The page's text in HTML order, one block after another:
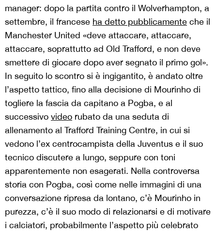
manager: dopo la partita contro il Wolverhampton, a
settembre, il francese ha detto pubblicamente che il
Manchester United «deve attaccare, attaccare,
attaccare, soprattutto ad Old Trafford, e non deve
smettere di giocare dopo aver segnato il primo gol».
In seguito lo scontro si è ingigantito, è andato oltre
l’aspetto tattico, fino alla decisione di Mourinho di
togliere la fascia da capitano a Pogba, e al
successivo video rubato da una seduta di
allenamento al Trafford Training Centre, in cui si
vedono l’ex centrocampista della Juventus e il suo
tecnico discutere a lungo, seppure con toni
apparentemente non esagerati. Nella controversa
storia con Pogba, così come nelle immagini di una
conversazione ripresa da lontano, c’è Mourinho in
purezza, c’è il suo modo di relazionarsi e di motivare
i calciatori, probabilmente l’aspetto più celebrato